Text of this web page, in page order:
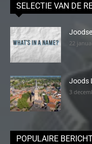
SELECTIE VAN DE
22
Joods
3
POPULAIRE